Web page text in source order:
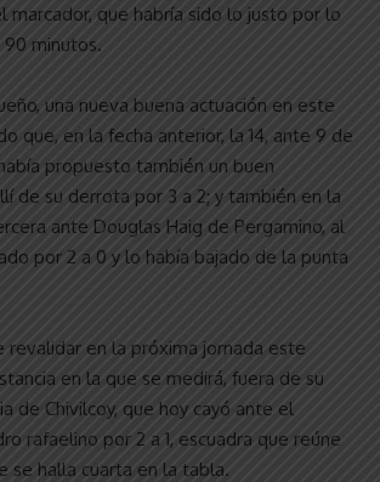
marcador, que habría sido lo justo por lo
minutos.
una nueva buena actuación en este
que, en la fecha anterior, la 14, ante 9 de
propuesto también un buen
de su derrota por 3 a 2; y también en la
ante Douglas Haig de Pergamino, al
por 2 a 0 y lo había bajado de la punta
revalidar en la próxima jornada este
en la que se medirá, fuera de su
de Chivilcoy, que hoy cayó ante el
rafaelino por 2 a 1, escuadra que reúne
se halla cuarta en la tabla.